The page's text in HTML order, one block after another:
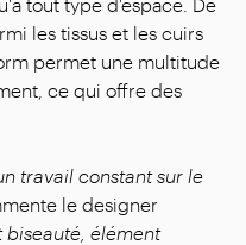
les tissus et les cuirs
permet une multitude
ce qui offre des
travail constant sur le
le designer
élément